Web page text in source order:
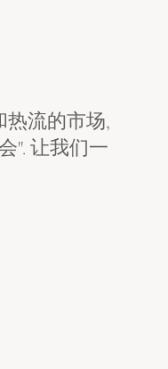
热流的市场,
". 让我们一